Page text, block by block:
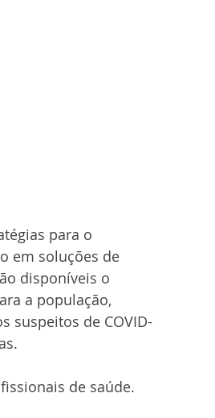
para o
em soluções de
disponíveis o
a população,
suspeitos de COVID-
de saúde.